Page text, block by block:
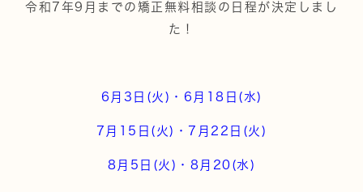
令和7年9月までの矯正無料相談の日程が決定しまし
た！
6月3日(火)・6月18日(水)
7月15日(火) ・7月22日(火 )
8月5日(火)・8月20(水)